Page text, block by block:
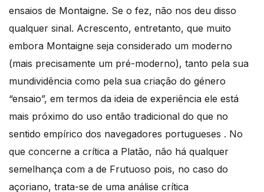
ensaios de Montaigne. Se o fez, não nos deu disso
qualquer sinal. Acrescento, entretanto, que muito
embora Montaigne seja considerado um moderno
(mais precisamente um pré-moderno), tanto pela sua
mundividência como pela sua criação do género
“ensaio”, em termos da ideia de experiência ele está
mais próximo do uso então tradicional do que no
sentido empírico dos navegadores portugueses . No
que concerne a crítica a Platão, não há qualquer
semelhança com a de Frutuoso pois, no caso do
açoriano, trata-se de uma análise crítica